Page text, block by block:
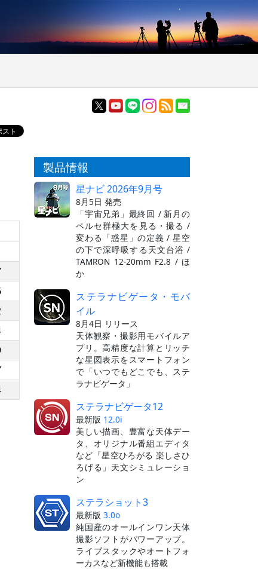
製品情報
星ナビ 2026年9月号
8月5日 発売
「宇宙兄弟」最終回 / 新月の
ペルセ群極大を見る・撮る /
変わる「惑星」の定義 / 星空
の下で深呼吸する天文台浴 /
TAMRON 12-20mm F2.8 / ほ
か
ステラナビゲータ・モバ
イル
8月4日 リリース
天体観察・撮影用モバイルア
プリ。高精度な計算とリッチ
な星図表示をスマートフォン
で「いつでもどこでも、ステ
ラナビゲータ」
ステラナビゲータ12
最新版 12.0i
美しい描画、豊富な天体デー
タ、オリジナル番組エディタ
など「星空ひろがる 楽しさひ
ろげる」天文シミュレーショ
ン
ステラショット3
最新版 3.0o
純国産のオールインワン天体
撮影ソフトがパワーアップ。
ライブスタックやオートフォ
ーカスなど新機能も搭載